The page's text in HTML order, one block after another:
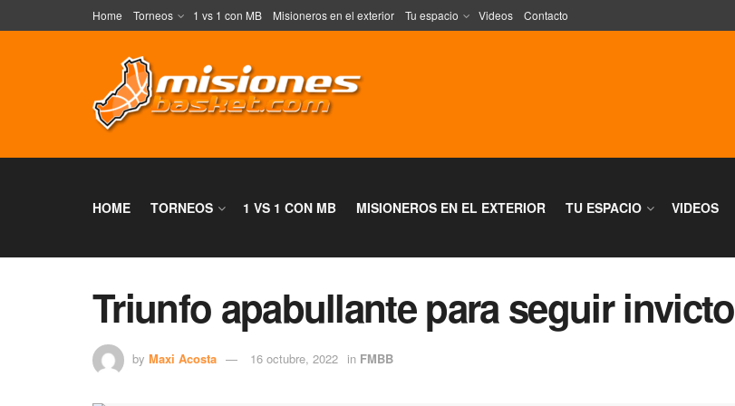
Home Torneos 1 vs 1 con MB Misioneros en el exterior Tu espacio Videos Contacto
HOME TORNEOS 1 VS 1 CON MB MISIONEROS EN EL EXTERIOR TU ESPACIO VIDEOS
Triunfo apabullante para seguir invicto
by Maxi Acosta 16 octubre, 2022 in FMBB